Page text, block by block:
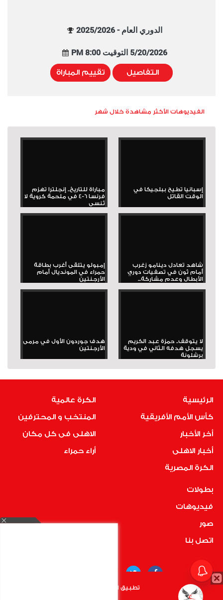
الدوري العام - 2025/2026
5/20/2026 التوقيت 8:00 PM
التفاصيل تقييم المباراة
الفيديوهات الأكثر مشاهدة خلال شهر
إسبانيا تطيح ببلجيكا في
الوقت القاتل
مباراة للتاريخ.. إنجلترا تهزم
فرنسا 6-4 في ملحمة كروية لا
تُنسى
شاهد تعادل دينامو زغرب
أمام ثون في تصفيات دوري
الأبطال وعدم مشاركة...
إمبولو يتلقى أغرب بطاقة
حمراء في المونديال أمام
الأرجنتين
لا يتوقف.. حمزة عبد الكريم
يسجل هدفه الثاني في ودية
برشلونة
هدف جوردون الأول في مرمى
الأرجنتين
الرئيسية
كأس الأمم الأفريقية
أخر الأخبار
أخبار الاهلى
الكرة المصرية
الكرة عالمية
المنتخب و المحترفين
الاهلى فى كل مكان
أراء حمراء
بطولات
فيديوهات
صور
اتصل بنا
تطبيق الأهلي.كوم متاح الأن